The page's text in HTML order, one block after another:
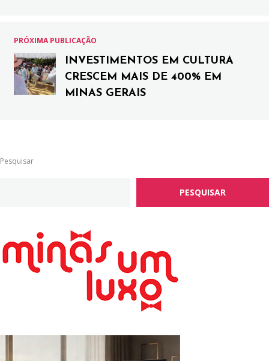
PRÓXIMA PUBLICAÇÃO
INVESTIMENTOS EM CULTURA
CRESCEM MAIS DE 400% EM
MINAS GERAIS
Pesquisar
PESQUISAR